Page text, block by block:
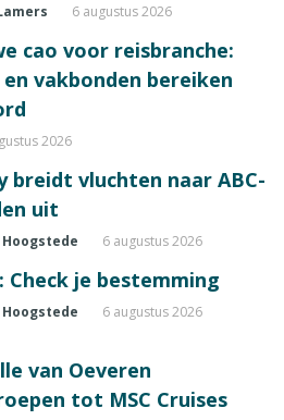
6 augustus 2026
cao voor reisbranche:
en vakbonden bereiken
2026
breidt vluchten naar ABC-
uit
6 augustus 2026
Check je bestemming
6 augustus 2026
van Oeveren
tot MSC Cruises